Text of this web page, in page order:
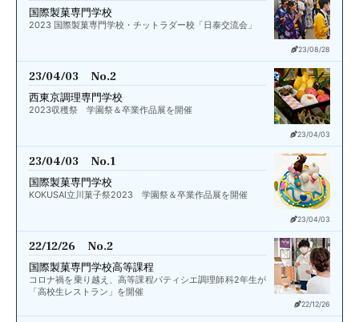
23/08/28
国際製菓専門学校
2023 国際製菓専門学校・チットラダー校「日泰交流会」
23/04/03
23/04/03 No.2
西東京調理専門学校
2023収穫祭 学園祭＆卒業作品展を開催
23/04/03
23/04/03 No.1
国際製菓専門学校
KOKUSAI立川菓子祭2023 学園祭＆卒業作品展を開催
22/12/26
22/12/26 No.2
国際製菓専門学校高等課程
コロナ禍を乗り越え、高等課程パティシエ調理師科2年生が
「高校生レストラン」を開催